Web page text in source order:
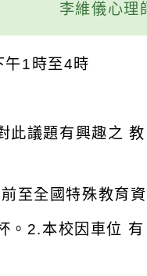
理
1時至4時
此議題有興趣之
至全國特殊教育
2.本校因車位